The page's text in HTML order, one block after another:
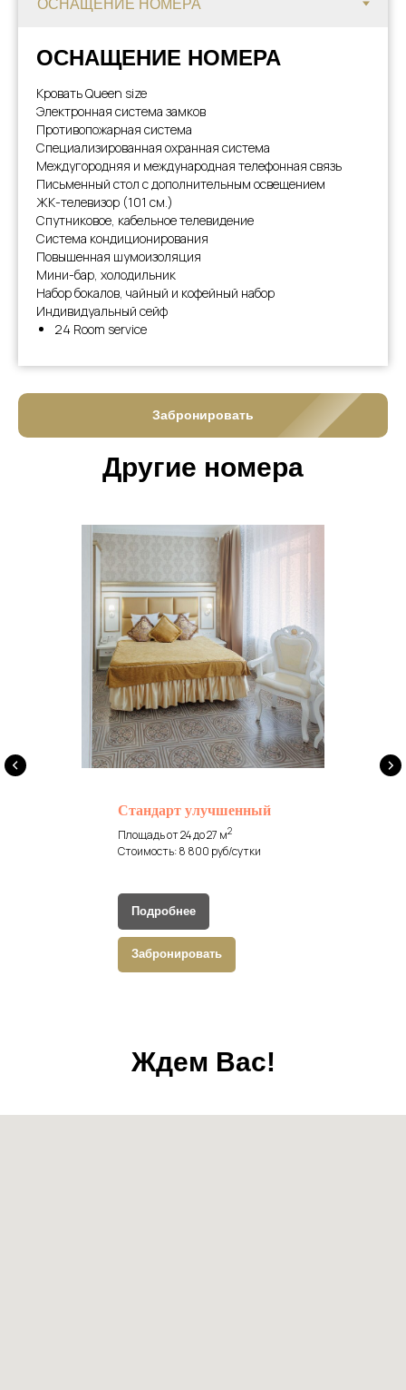
ОСНАЩЕНИЕ НОМЕРА
Кровать Queen size
Электронная система замков
Противопожарная система
Специализированная охранная система
Междугородняя и международная телефонная связь
Письменный стол с дополнительным освещением
ЖК-телевизор (101 см.)
Спутниковое, кабельное телевидение
Система кондиционирования
Повышенная шумоизоляция
Мини-бар, холодильник
Набор бокалов, чайный и кофейный набор
Индивидуальный сейф
24 Room service
Забронировать
Другие номера
Стандарт улучшенный
Площадь от 24 до 27 м2
Стоимость: 8 800 руб/сутки
Подробнее
Забронировать
Ждем Вас!